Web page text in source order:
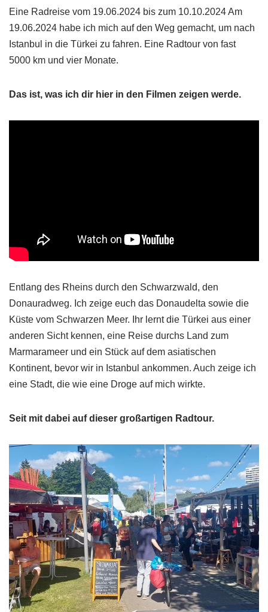
Eine Radreise vom 19.06.2024 bis zum 10.10.2024 Am
19.06.2024 habe ich mich auf den Weg gemacht, um nach
Istanbul in die Türkei zu fahren. Eine Radtour von fast
5000 km und vier Monate.
Das ist, was ich dir hier in den Filmen zeigen werde.
Entlang des Rheins durch den Schwarzwald, den
Donauradweg. Ich zeige euch das Donaudelta sowie die
Küste vom Schwarzen Meer. Ihr lernt die Türkei aus einer
anderen Sicht kennen, eine Reise durchs Land zum
Marmarameer und ein Stück auf dem asiatischen
Kontinent, bevor wir in Istanbul ankommen. Auch zeige ich
eine Stadt, die wie eine Droge auf mich wirkte.
Seit mit dabei auf dieser großartigen Radtour.